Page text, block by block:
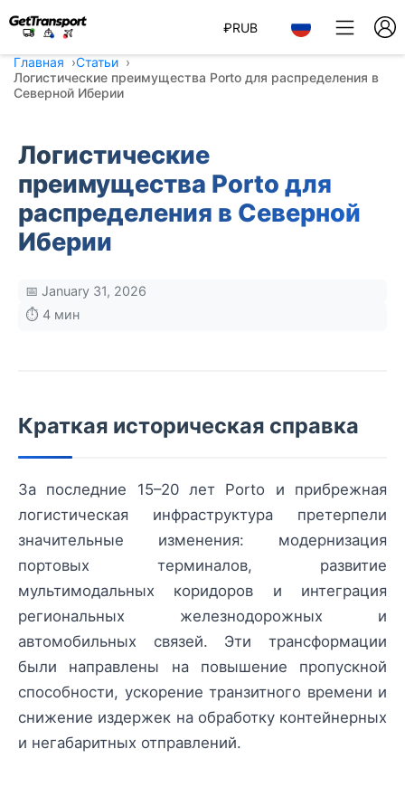
₽RUB
Главная
Статьи
Логистические преимущества Porto для распределения в
Северной Иберии
Логистические
преимущества Porto для
распределения в Северной
Иберии
📅 January 31, 2026
⏱️ 4 мин
Краткая историческая справка
За последние 15–20 лет Porto и прибрежная
логистическая инфраструктура претерпели
значительные изменения: модернизация
портовых терминалов, развитие
мультимодальных коридоров и интеграция
региональных железнодорожных и
автомобильных связей. Эти трансформации
были направлены на повышение пропускной
способности, ускорение транзитного времени и
снижение издержек на обработку контейнерных
и негабаритных отправлений.